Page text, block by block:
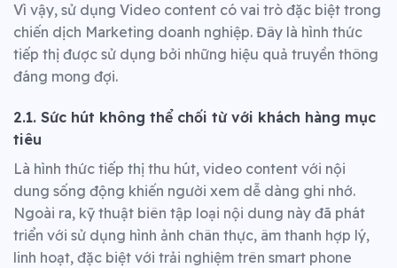
Vì vậy, sử dụng Video content có vai trò đặc biệt trong
chiến dịch Marketing doanh nghiệp. Đây là hình thức
tiếp thị được sử dụng bởi những hiệu quả truyền thông
đáng mong đợi.
2.1. Sức hút không thể chối từ với khách hàng mục
tiêu
Là hình thức tiếp thị thu hút, video content với nội
dung sống động khiến người xem dễ dàng ghi nhớ.
Ngoài ra, kỹ thuật biên tập loại nội dung này đã phát
triển với sử dụng hình ảnh chân thực, âm thanh hợp lý,
linh hoạt, đặc biệt với trải nghiệm trên smart phone